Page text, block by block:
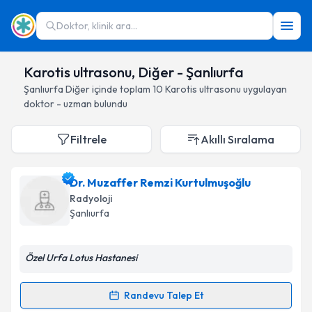
Doktor, klinik ara...
Karotis ultrasonu, Diğer - Şanlıurfa
Şanlıurfa Diğeriçinde toplam 10 Karotis ultrasonu uygulayan
doktor - uzman bulundu
Filtrele Akıllı Sıralama
Dr. Muzaffer Remzi Kurtulmuşoğlu
Radyoloji
Şanlıurfa
Özel Urfa Lotus Hastanesi
Randevu Talep Et
Randevu Takvimi Talebi